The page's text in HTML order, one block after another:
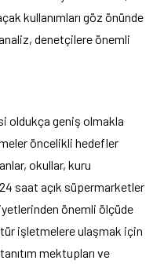
kullanımları göz önünde
denetçilere önemli
oldukça geniş olmakla
öncelikli hedefler
okullar, kuru
saat açık süpermarketler
önemli ölçüde
işletmelere ulaşmak için
mektupları ve